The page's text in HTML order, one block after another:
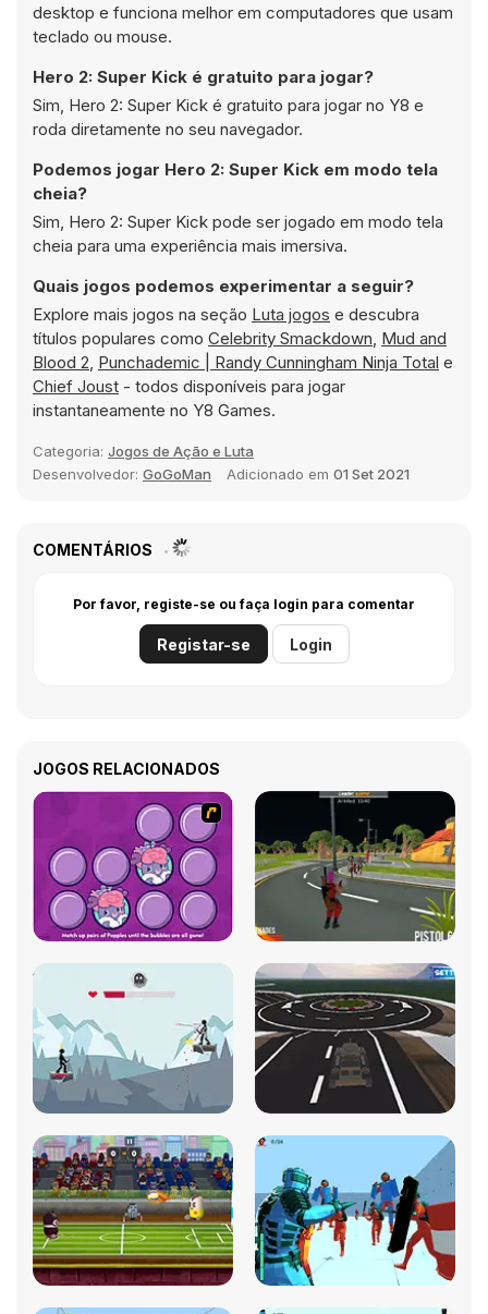
desktop e funciona melhor em computadores que usam
teclado ou mouse.
Hero 2: Super Kick é gratuito para jogar?
Sim, Hero 2: Super Kick é gratuito para jogar no Y8 e
roda diretamente no seu navegador.
Podemos jogar Hero 2: Super Kick em modo tela
cheia?
Sim, Hero 2: Super Kick pode ser jogado em modo tela
cheia para uma experiência mais imersiva.
Quais jogos podemos experimentar a seguir?
Explore mais jogos na seção Luta jogos e descubra
títulos populares como Celebrity Smackdown, Mud and
Blood 2, Punchademic | Randy Cunningham Ninja Total e
Chief Joust - todos disponíveis para jogar
instantaneamente no Y8 Games.
Categoria: Jogos de Ação e Luta
Desenvolvedor: GoGoMan Adicionado em 01 Set 2021
COMENTÁRIOS
Por favor, registe-se ou faça login para comentar
Registar-se Login
JOGOS RELACIONADOS